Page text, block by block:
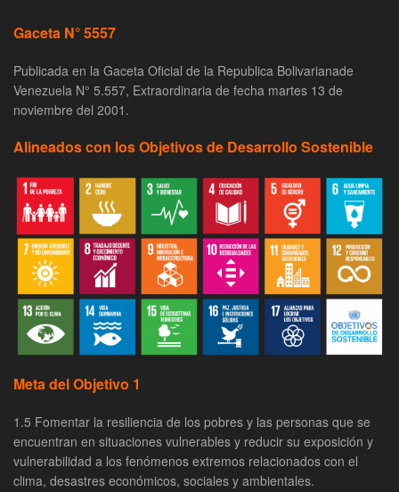
Gaceta N° 5557
Publicada en la Gaceta Oficial de la Republica Bolivarianade
Venezuela N° 5.557, Extraordinaria de fecha martes 13 de
noviembre del 2001.
Alineados con los Objetivos de Desarrollo Sostenible
Meta del Objetivo 1
1.5 Fomentar la resiliencia de los pobres y las personas que se
encuentran en situaciones vulnerables y reducir su exposición y
vulnerabilidad a los fenómenos extremos relacionados con el
clima, desastres económicos, sociales y ambientales.